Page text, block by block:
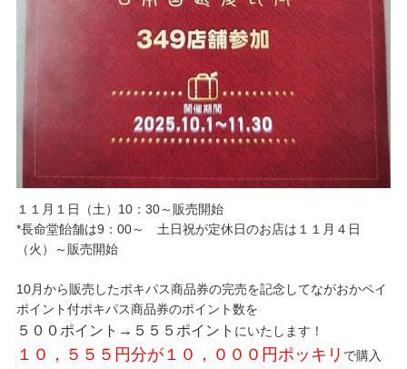
１１月１日（土）10：30～販売開始
*長命堂飴舗は9：00～ 土日祝が定休日のお店は１１月４日
（火）～販売開始
10月から販売したポキパス商品券の完売を記念してながおかペイ
ポイント付ポキパス商品券のポイント数を
５００ポイント→５５５ポイント にいたします！
１０，５５５円分が１０，０００円ポッキリ で購入